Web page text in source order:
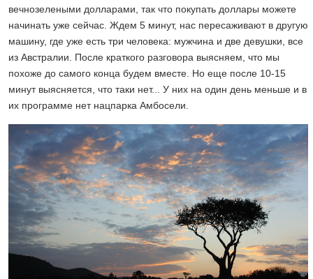
вечнозелеными долларами, так что покупать доллары можете
начинать уже сейчас. Ждем 5 минут, нас пересаживают в другую
машину, где уже есть три человека: мужчина и две девушки, все
из Австралии. После краткого разговора выясняем, что мы
похоже до самого конца будем вместе. Но еще после 10-15
минут выясняется, что таки нет... У них на один день меньше и в
их программе нет нацпарка Амбосели.